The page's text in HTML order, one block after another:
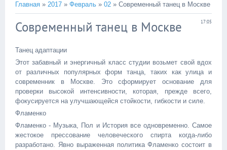
Главная » 2017 » Февраль » 02 » Современный танец в Москве
17:05
Современный танец в Москве
Танец адаптации
Этот забавный и энергичный класс студии возьмет свой вдох
от различных популярных форм танца, таких как улица и
современник в Москве. Это сформирует основание для
проверки высокой интенсивности, которая, прежде всего,
фокусируется на улучшающейся стойкости, гибкости и силе.
Фламенко
Фламенко - Музыка, Пол и История все одновременно. Самое
жестокое прессование человеческого спирта когда-либо
разработано. Явно выраженная политика Фламенко состоит в